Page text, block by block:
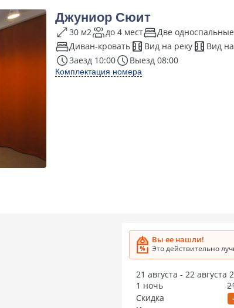
Джуниор Сюит
30 м2 до 4 мест
Две
Диван-кровать
Вид на реку
Вид
Заезд 10:00
Выезд 08:00
Комплектация номера
Вы ее нашли!
Это действительно
21 августа - 22 августа
1 ночь
Скидка